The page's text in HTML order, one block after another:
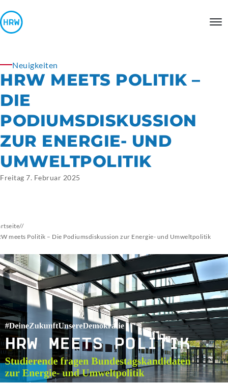
Neuigkeiten
HRW MEETS POLITIK –
DIE
PODIUMSDISKUSSION
ZUR ENERGIE- UND
UMWELTPOLITIK
Freitag 7. Februar 2025
//
meets Politik – Die Podiumsdiskussion zur Energie- und Umweltpolitik